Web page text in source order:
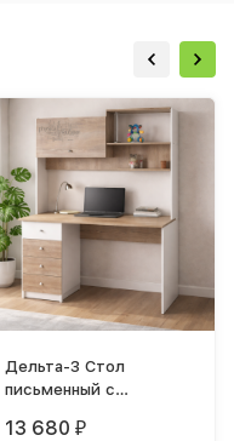
Дельта-3 Стол
письменный с
13 680 ₽